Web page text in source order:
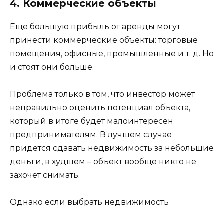
4. Коммерческие объекты
Еще большую прибыль от аренды могут
принести коммерческие объекты: торговые
помещения, офисные, промышленные и т. д. Но
и стоят они больше.
Проблема только в том, что инвестор может
неправильно оценить потенциал объекта,
который в итоге будет малоинтересен
предпринимателям. В лучшем случае
придется сдавать недвижимость за небольшие
деньги, в худшем – объект вообще никто не
захочет снимать.
Однако если выбрать недвижимость